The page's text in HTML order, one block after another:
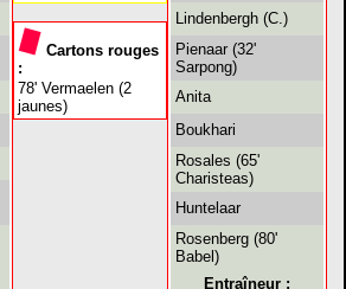
Cartons rouges
:
78' Vermaelen (2
jaunes)
Lindenbergh (C.)
Pienaar (32'
Sarpong)
Anita
Boukhari
Rosales (65'
Charisteas)
Huntelaar
Rosenberg (80'
Babel)
Entraîneur :